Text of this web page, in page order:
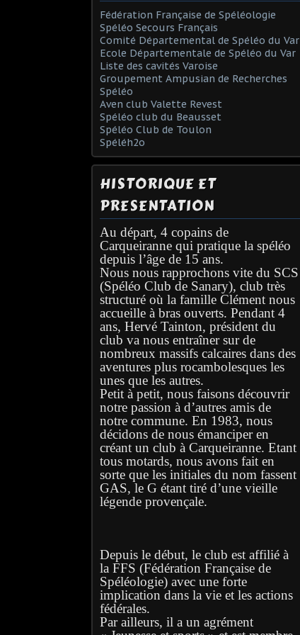
Fédération Française de Spéléologie
Spéléo Secours Français
Comité Départemental de Spéléo du Var
Ecole Départementale de Spéléo du Var
Liste des cavités Varoise
Groupement Ampusian de Recherches
Spéléo
Aven club Valette Revest
Spéléo club du Beausset
Spéléo Club de Toulon
Spéléh2o
HISTORIQUE ET
PRESENTATION
Au départ, 4 copains de
Carqueiranne qui pratique la spéléo
depuis l’âge de 15 ans.
Nous nous rapprochons vite du SCS
(Spéléo Club de Sanary), club très
structuré où la famille Clément nous
accueille à bras ouverts. Pendant 4
ans, Hervé Tainton, président du
club va nous entraîner sur de
nombreux massifs calcaires dans des
aventures plus rocambolesques les
unes que les autres.
Petit à petit, nous faisons découvrir
notre passion à d’autres amis de
notre commune. En 1983, nous
décidons de nous émanciper en
créant un club à Carqueiranne. Etant
tous motards, nous avons fait en
sorte que les initiales du nom fassent
GAS, le G étant tiré d’une vieille
légende provençale.
Depuis le début, le club est affilié à
la FFS (Fédération Française de
Spéléologie) avec une forte
implication dans la vie et les actions
fédérales.
Par ailleurs, il a un agrément